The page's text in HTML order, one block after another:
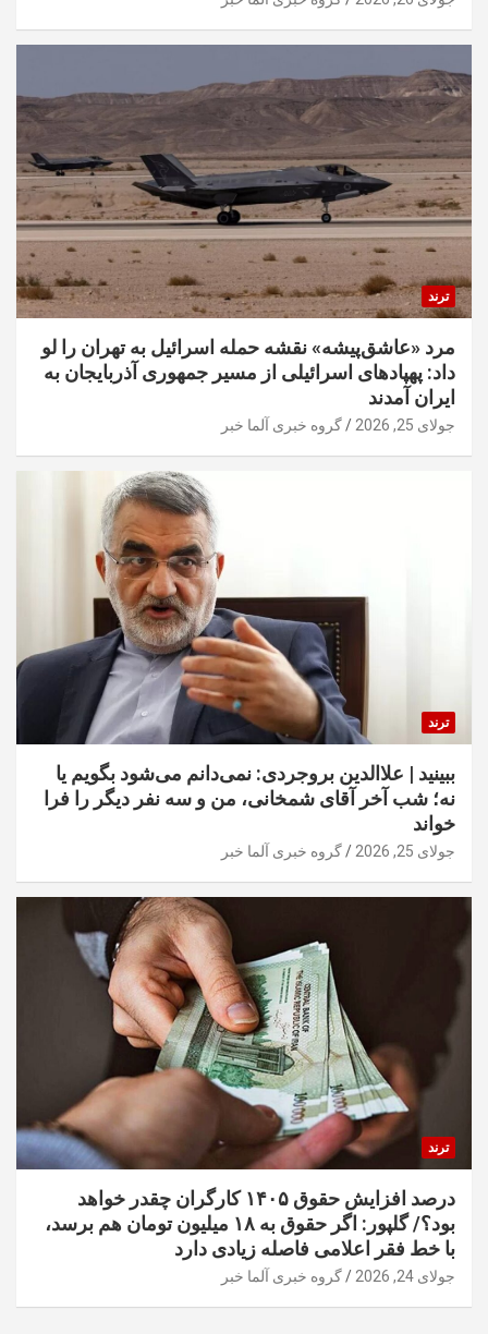
ترند
مرد «عاشق‌پیشه» نقشه حمله اسرائیل به تهران را لو
داد: پهپادهای اسرائیلی از مسیر جمهوری آذربایجان به
ایران آمدند
جولای 25, 2026 گروه خبری آلما خبر
ترند
ببینید | علاالدین بروجردی: نمی‌دانم می‌شود بگویم یا
نه؛ شب آخر آقای شمخانی، من و سه نفر دیگر را فرا
خواند
جولای 25, 2026 گروه خبری آلما خبر
ترند
درصد افزایش حقوق ۱۴۰۵ کارگران چقدر خواهد
بود؟/ گلپور: اگر حقوق به ۱۸ میلیون تومان هم برسد،
با خط فقر اعلامی فاصله زیادی دارد
جولای 24, 2026 گروه خبری آلما خبر